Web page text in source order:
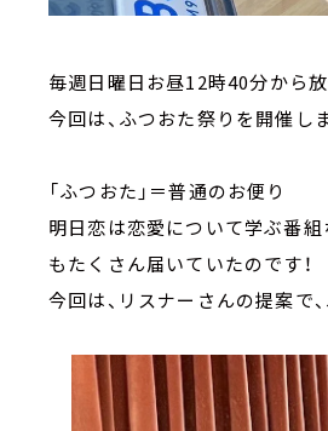
毎週日曜日お昼12時40分から放
今回は、ふつおた祭りを開催し
「ふつおた」＝普通のお便り
明日恋は恋愛について学ぶ番
もたくさん届いていたのです！
今回は、リスナーさんの提案で